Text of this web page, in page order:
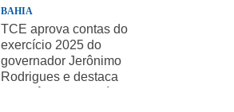
BAHIA
TCE aprova contas do
exercício 2025 do
governador Jerônimo
Rodrigues e destaca